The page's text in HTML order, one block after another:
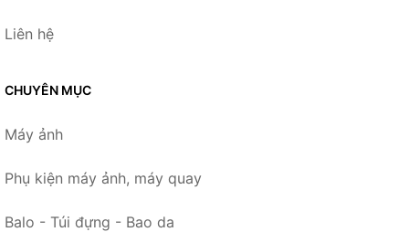
Liên hệ
CHUYÊN MỤC
Máy ảnh
Phụ kiện máy ảnh, máy quay
Balo - Túi đựng - Bao da